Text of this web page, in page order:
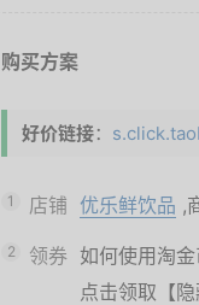
购买方案
好价链接：
1 店铺 优乐鲜饮品 ,
2 领券 如何使用淘金
点击领取【